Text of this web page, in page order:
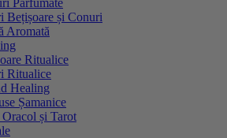
Parfumate
Bețișoare și Conuri
Aromată
Ritualice
Ritualice
Healing
Șamanice
și Tarot